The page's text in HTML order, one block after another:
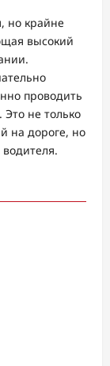
но крайне
высокий
проводить
не только
на дороге, но